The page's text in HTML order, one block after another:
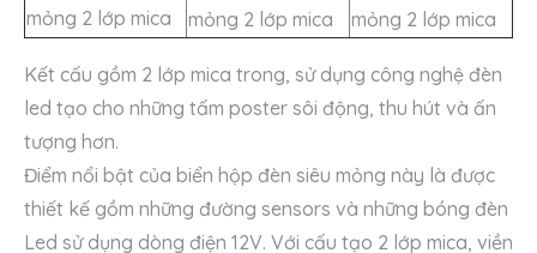
mỏng 2 lớp mica
mỏng 2 lớp mica
mỏng 2 lớp mica
Kết cấu gồm 2 lớp mica trong, sử dụng công nghệ đèn
led tạo cho những tấm poster sôi động, thu hút và ấn
tượng hơn.
Điểm nổi bật của biển hộp đèn siêu mỏng này là được
thiết kế gồm những đường sensors và những bóng đèn
Led sử dụng dòng điện 12V. Với cấu tạo 2 lớp mica, viền